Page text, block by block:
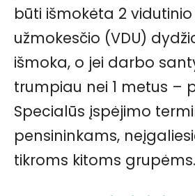
būti išmokėta 2
užmokesčio (VDU)
išmoka, o jei darbo
trumpiau nei 1 metus –
Specialūs įspėjimo
pensininkams,
tikroms kitoms grupėms.